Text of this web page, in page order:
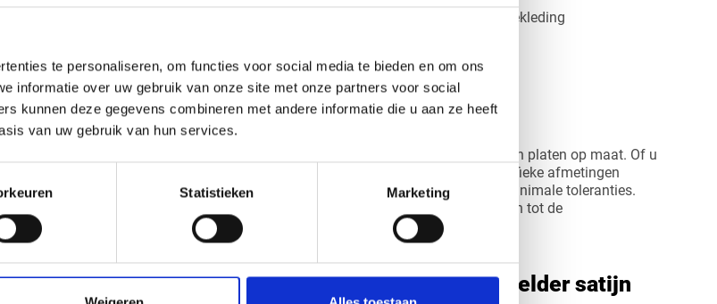
te personaliseren, om functies voor social media te bieden en om ons
informatie over uw gebruik van onze site met onze partners voor social
kunnen deze gegevens combineren met andere informatie die u aan ze heeft
van uw gebruik van hun services.
Statistieken Marketing
op maat
ook
Interieurtoepassingen zoals meubels, kasten of wandbekleding
Bescherm- en afschermplaten met een luxe uitstraling
Maatwerk plexiglas satijn platen
Bij Vos Kunststoffen bestelt u eenvoudig plexiglas satijn platen op maat. Of u
nu een enkele satijn plaat of meerdere panelen in specifieke afmetingen
nodig heeft: wij leveren met hoge nauwkeurigheid en minimale toleranties.
Boorgaten, uitsparingen of complexe contouren behoren tot de
mogelijkheden.
Veelgestelde vragen over plexiglas helder satijn